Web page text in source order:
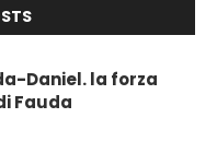
Daniel. la forza
Fauda